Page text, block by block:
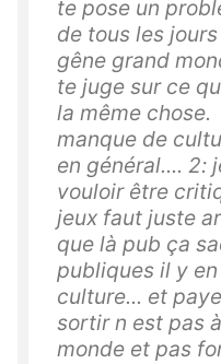
te pose un
de tous les
gêne grand
te juge sur ce
la même
manque de
en général.... 2:
vouloir être
jeux faut juste
que là pub ça
publiques il y
culture... et
sortir n est pas
monde et pas